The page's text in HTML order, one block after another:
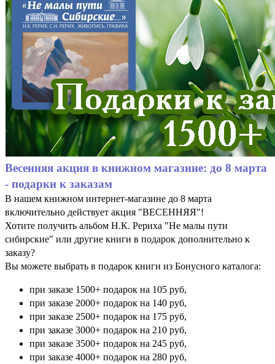
Весенняя акция в книжном магазине: до 8 марта
- подарки к заказам
В нашем книжном интернет-магазине до 8 марта
включительно действует акция "ВЕСЕННЯЯ"!
Хотите получить альбом Н.К. Рериха "Не малы пути
сибирские" или другие книги в подарок дополнительно к
заказу?
Вы можете выбрать в подарок книги из Бонусного каталога:
при заказе 1500+ подарок на 105 руб,
при заказе 2000+ подарок на 140 руб,
при заказе 2500+ подарок на 175 руб,
при заказе 3000+ подарок на 210 руб,
при заказе 3500+ подарок на 245 руб,
при заказе 4000+ подарок на 280 руб,